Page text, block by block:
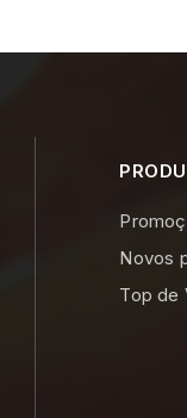
Novos
Top de